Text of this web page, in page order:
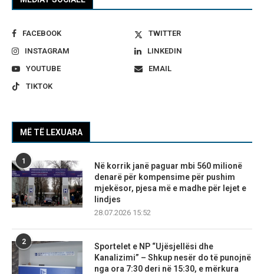
FACEBOOK
TWITTER
INSTAGRAM
LINKEDIN
YOUTUBE
EMAIL
TIKTOK
MË TË LEXUARA
1
Në korrik janë paguar mbi 560 milionë
denarë për kompensime për pushim
mjekësor, pjesa më e madhe për lejet e
lindjes
28.07.2026 15:52
2
Sportelet e NP “Ujësjellësi dhe
Kanalizimi” – Shkup nesër do të punojnë
nga ora 7:30 deri në 15:30, e mërkura